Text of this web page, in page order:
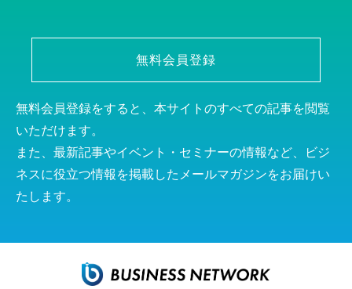
無料会員登録
無料会員登録をすると、本サイトのすべての記事を閲覧
いただけます。
また、最新記事やイベント・セミナーの情報など、ビジ
ネスに役立つ情報を掲載したメールマガジンをお届けい
たします。